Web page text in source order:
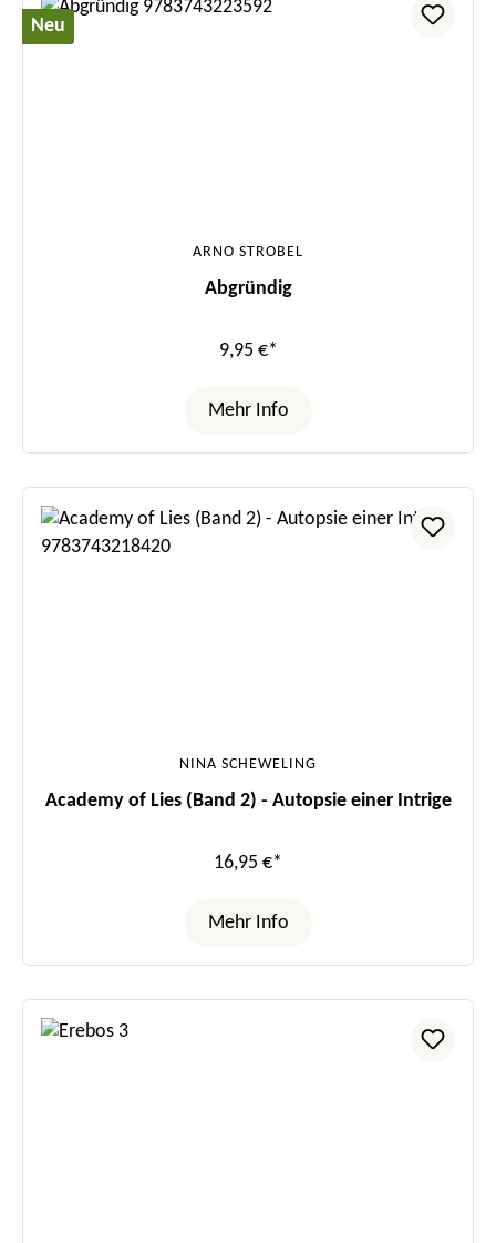
Neu
ARNO STROBEL
Abgründig
9,95 €*
Mehr Info
NINA SCHEWELING
Academy of Lies (Band 2) - Autopsie einer Intrige
16,95 €*
Mehr Info